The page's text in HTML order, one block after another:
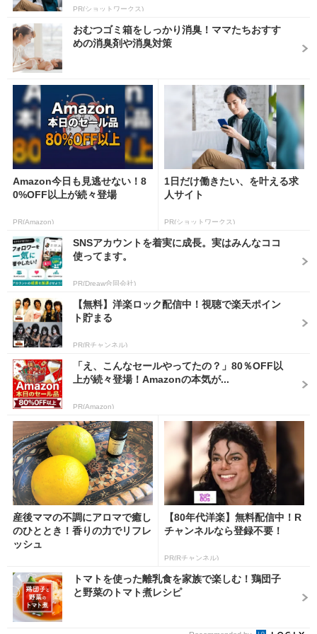
PR(ショットワークス)
おむつゴミ箱をしっかり消臭！ママたちおすす
めの消臭剤や消臭対策
Amazon今日も見逃せない！8
0%OFF以上が続々登場
PR(Amazon)
1日だけ働きたい、を叶える求
人サイト
PR(ショットワークス)
SNSアカウントを着実に成長。実はみんなココ
使ってます。
PR(Dreaw合同会社)
【無料】洋楽ロック配信中！視聴で楽天ポイン
ト貯まる
PR(Rチャンネル)
「え、こんなセールやってたの？」80％OFF以
上が続々登場！Amazonの本気が...
PR(Amazon)
産後ママの不調にアロマで癒し
のひととき！香りの力でリフレ
ッシュ
【80年代洋楽】無料配信中！R
チャンネルなら登録不要！
PR(Rチャンネル)
トマトを使った離乳食を家族で楽しむ！鶏団子
と野菜のトマト煮レシピ